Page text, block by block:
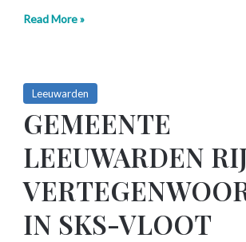
Read More »
Leeuwarden
GEMEENTE
LEEUWARDEN
IN SKS-VLOOT